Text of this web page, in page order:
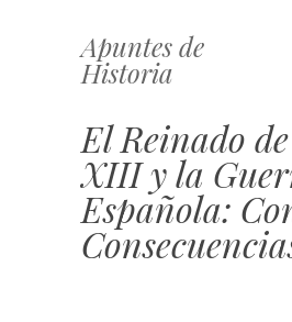
Apuntes de
Historia
Saltar
al
El Reinado
XIII y la
Española: